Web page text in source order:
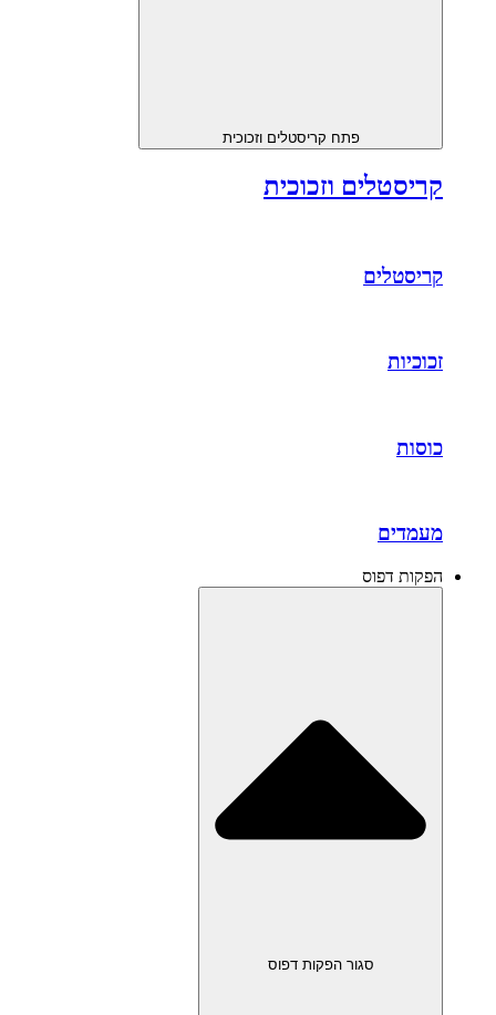
פתח קריסטלים וזכוכית
קריסטלים וזכוכית
קריסטלים
זכוכיות
כוסות
מעמדים
הפקות דפוס
סגור הפקות דפוס